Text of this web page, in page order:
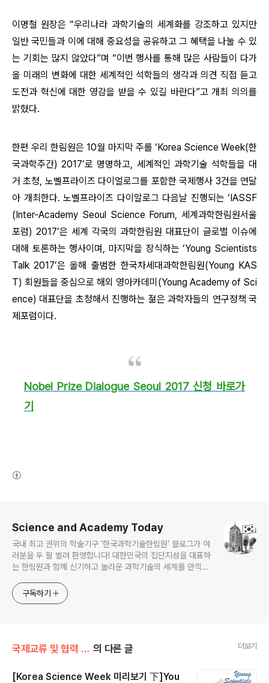
이명철 원장은 “우리나라 과학기술의 세계화를 강조하고 있지만
일반 국민들과 이에 대해 중요성을 공유하고 그 혜택을 나눌 수 있
는 기회는 많지 않았다”며 “이번 행사를 통해 많은 사람들이 다가
올 미래의 변화에 대한 세계적인 석학들의 생각과 의견 직접 듣고
도전과 혁신에 대한 영감을 받을 수 있길 바란다”고 개최 의의를
밝혔다.
한편 우리 한림원은 10월 마지막 주를 ‘Korea Science Week(한
국과학주간) 2017’로 명명하고, 세계적인 과학기술 석학들을 대
거 초청, 노벨프라이즈 다이얼로그를 포함한 국제행사 3건을 연달
아 개최한다. 노벨프라이즈 다이알로그 다음날 진행되는 ‘IASSF
(Inter-Academy Seoul Science Forum, 세계과학한림원서울
포럼) 2017’은 세계 각국의 과학한림원 대표단이 글로벌 이슈에
대해 토론하는 행사이며, 마지막을 장식하는 ‘Young Scientists
Talk 2017’은 올해 출범한 한국차세대과학한림원(Young KAS
T) 회원들을 중심으로 해외 영아카데미(Young Academy of Sci
ence) 대표단을 초청해서 진행하는 젊은 과학자들의 연구정책 국
제포럼이다.
Nobel Prize Dialogue Seoul 2017 신청 바로가
기
Science and Academy Today
국내 최고 권위의 학술기구 ‘한국과학기술한림원’ 블로그가 여
러분을 두 팔 벌려 환영합니다! 대한민국의 집단지성을 대표하
는 한림원과 함께 신기하고 놀라운 과학기술의 세계를 만끽하
구독하기
국제교류 및 협력 증진/Korea Science Week 2017 의 다른 글 더보기
[Korea Science Week 미리보기 下]You